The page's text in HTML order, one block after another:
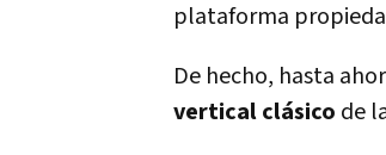
plataforma
De hecho, hasta
vertical clásico de